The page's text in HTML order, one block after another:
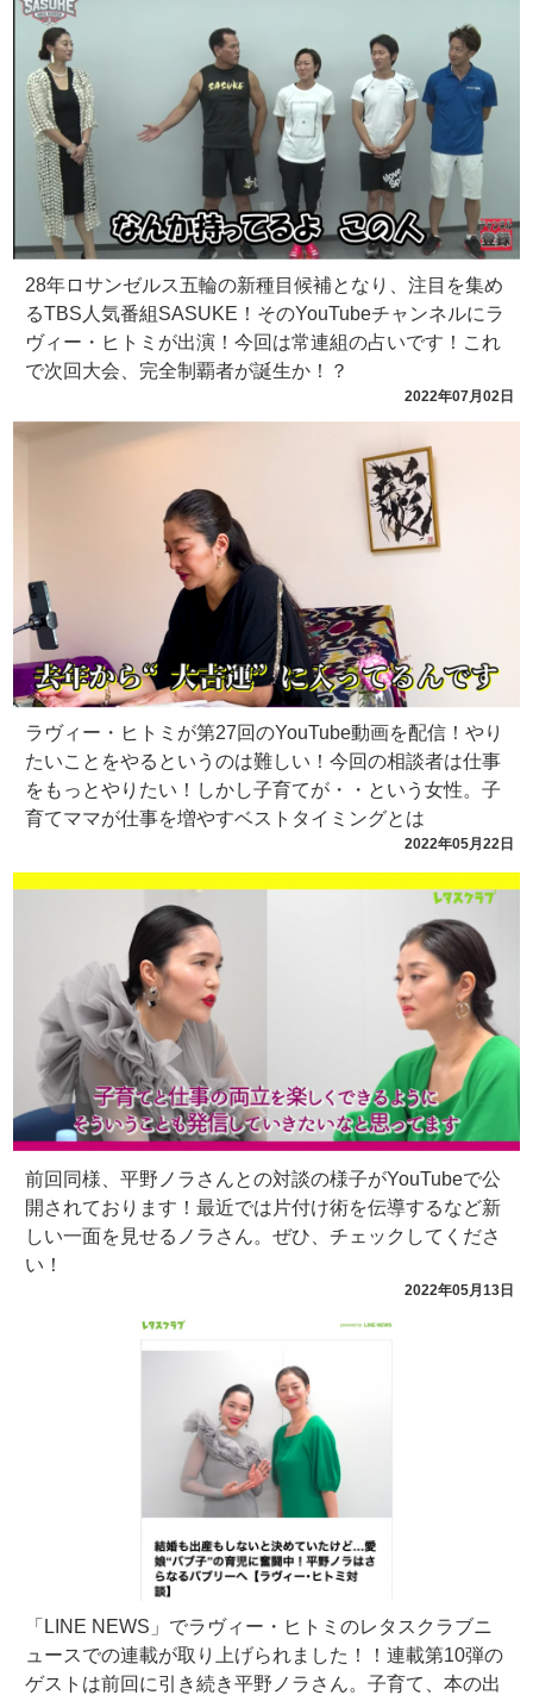
2022年07月02日
28年ロサンゼルス五輪の新種目候補となり、注目を集め
るTBS人気番組SASUKE！そのYouTubeチャンネルにラ
ヴィー・ヒトミが出演！今回は常連組の占いです！これ
で次回大会、完全制覇者が誕生か！？
2022年05月22日
ラヴィー・ヒトミが第27回のYouTube動画を配信！やり
たいことをやるというのは難しい！今回の相談者は仕事
をもっとやりたい！しかし子育てが・・という女性。子
育てママが仕事を増やすベストタイミングとは
2022年05月13日
前回同様、平野ノラさんとの対談の様子がYouTubeで公
開されております！最近では片付け術を伝導するなど新
しい一面を見せるノラさん。ぜひ、チェックしてくださ
い！
「LINE NEWS」でラヴィー・ヒトミのレタスクラブニ
ュースでの連載が取り上げられました！！連載第10弾の
ゲストは前回に引き続き平野ノラさん。子育て、本の出